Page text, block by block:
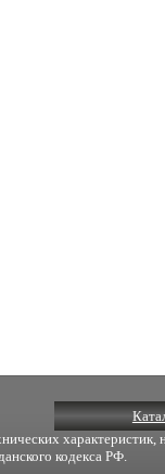
кодекса РФ.